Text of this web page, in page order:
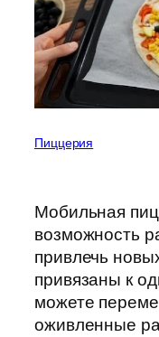
Пиццерия
Мобильная
возможность
привлечь
привязаны к
можете
оживленные